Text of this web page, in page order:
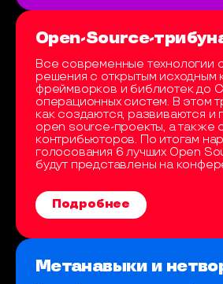
Open-Source-
Все современные технологии
решения с открытым исходным
фреймворков и библиотек до
операционных систем. В этом
как создаются, развиваются и
open source-проекты, а также
контрибьюторов. По итогам
голосования 6 лучших Open
будут представлены на
Подробнее
Метанавыки и